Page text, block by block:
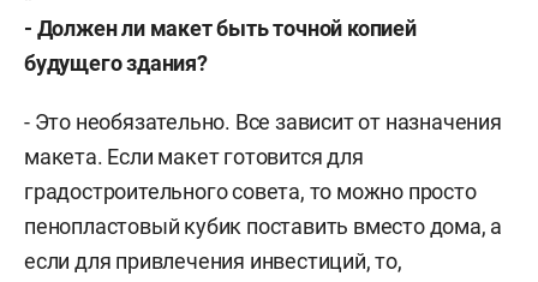
- Должен ли макет быть точной копией
будущего здания?
- Это необязательно. Все зависит от назначения
макета. Если макет готовится для
градостроительного совета, то можно просто
пенопластовый кубик поставить вместо дома, а
если для привлечения инвестиций, то,